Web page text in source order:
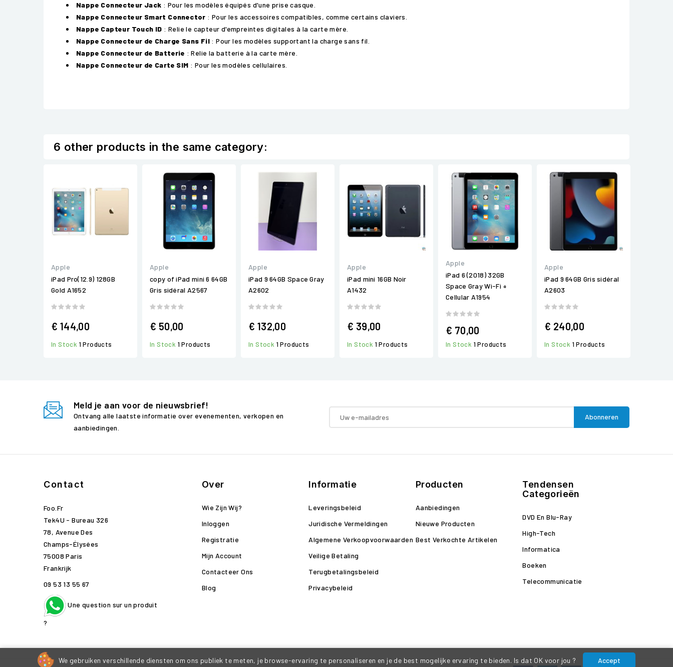
Nappe Connecteur Jack : Pour les modèles équipés d'une prise casque.
Nappe Connecteur Smart Connector : Pour les accessoires compatibles, comme certains claviers.
Nappe Capteur Touch ID : Relie le capteur d'empreintes digitales à la carte mère.
Nappe Connecteur de Charge Sans Fil : Pour les modèles supportant la charge sans fil.
Nappe Connecteur de Batterie : Relie la batterie à la carte mère.
Nappe Connecteur de Carte SIM : Pour les modèles cellulaires.
6 other products in the same category:
Apple
iPad Pro(12.9) 128GB
Gold A1652
€ 144,00
In Stock 1 Products
Apple
copy of iPad mini 6 64GB
Gris sidéral A2567
€ 50,00
In Stock 1 Products
Apple
iPad 9 64GB Space Gray
A2602
€ 132,00
In Stock 1 Products
Apple
iPad mini 16GB Noir
A1432
€ 39,00
In Stock 1 Products
Apple
iPad 6 (2018) 32GB
Space Gray Wi-Fi +
Cellular A1954
€ 70,00
In Stock 1 Products
Apple
iPad 9 64GB Gris sidéral
A2603
€ 240,00
In Stock 1 Products
Meld je aan voor de nieuwsbrief!
Ontvang alle laatste informatie over evenementen, verkopen en
aanbiedingen.
Contact
Foo.fr
Tek4U - Bureau 326
78, Avenue Des
Champs-Élysées
75008 Paris
Frankrijk
09 53 13 55 67
Une question sur un produit
?
Over
Wie Zijn Wij?
Inloggen
Registratie
Mijn Account
Contacteer Ons
Blog
Informatie
Leveringsbeleid
Juridische Vermeldingen
Algemene Verkoopvoorwaarden
Veilige Betaling
Terugbetalingsbeleid
Privacybeleid
Producten
Aanbiedingen
Nieuwe Producten
Best Verkochte Artikelen
Tendensen
Categorieën
DVD En Blu-Ray
High-Tech
Informatica
Boeken
Telecommunicatie
We gebruiken verschillende diensten om ons publiek te meten, je browse-ervaring te personaliseren en je de best mogelijke ervaring te bieden. Is dat OK voor jou ?
Accept